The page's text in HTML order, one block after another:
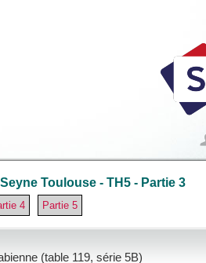
Toulouse - TH5 - Partie 3
4 Partie 5
(table 119, série 5B)